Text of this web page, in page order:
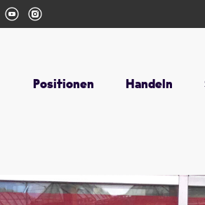
YoutubeInstagram
Positionen Handeln